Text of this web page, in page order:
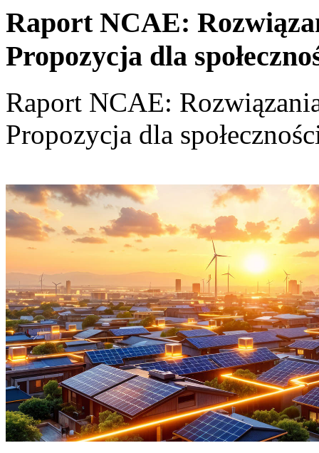
Raport NCAE:
Propozycja dla
Raport NCAE:
Propozycja dla